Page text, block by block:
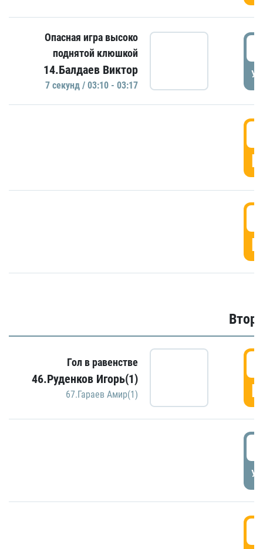
Опасная игра высоко
поднятой клюшкой
14.Балдаев Виктор
7 секунд / 03:10 - 03:17
Гол в равенстве
46.Руденков Игорь(1)
67.Гараев Амир(1)